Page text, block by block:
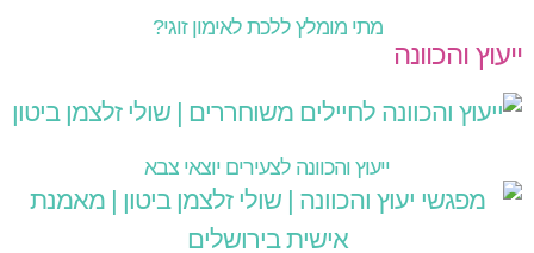
מתי מומלץ ללכת לאימון זוגי?
ייעוץ והכוונה
ייעוץ והכוונה לצעירים יוצאי צבא